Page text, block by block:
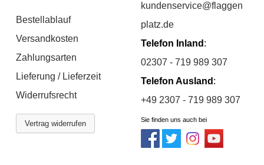
Bestellablauf
Versandkosten
Zahlungsarten
Lieferung / Lieferzeit
Widerrufsrecht
Vertrag widerrufen
kundenservice@flaggen
platz.de
Telefon Inland :
02307 - 719 989 307
Telefon Ausland :
+49 2307 - 719 989 307
Sie finden uns auch bei